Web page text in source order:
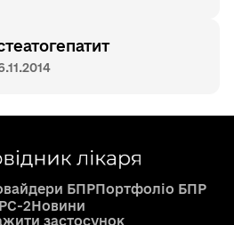
БПРПортфоліо БПР
2Новини
застосунок